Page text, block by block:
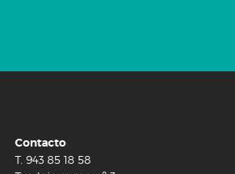
Contacto
T. 943 85 18 58